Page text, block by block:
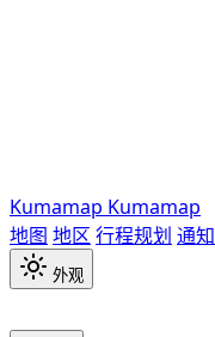
Kumamap Kumamap
地图 地区 行程规划 通知
外观